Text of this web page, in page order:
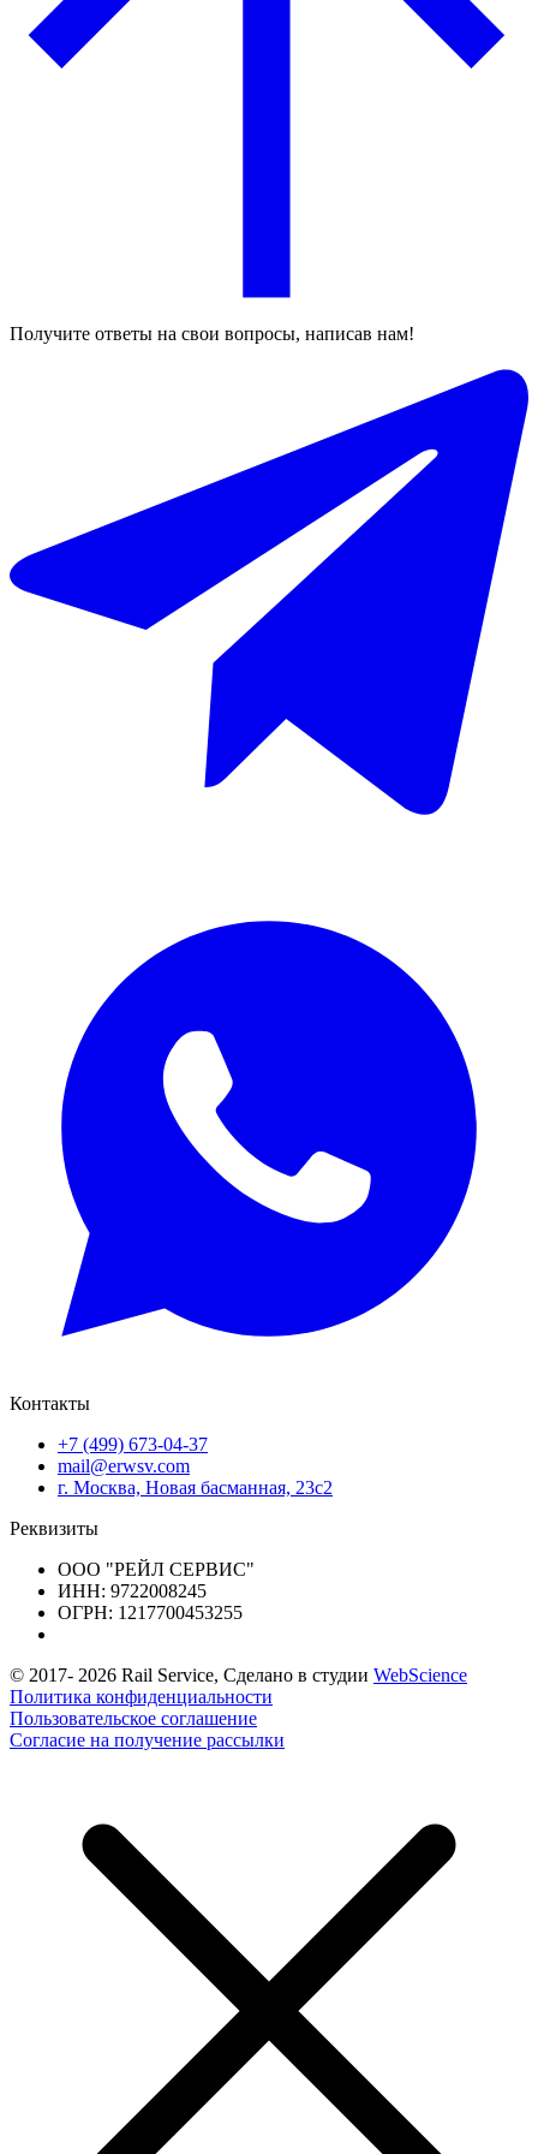
Получите ответы на свои вопросы, написав нам!
Контакты
+7 (499) 673-04-37
mail@erwsv.com
г. Москва, Новая басманная, 23с2
Реквизиты
ООО "РЕЙЛ СЕРВИС"
ИНН: 9722008245
ОГРН: 1217700453255
© 2017- 2026 Rail Service, Сделано в студии WebScience
Политика конфиденциальности
Пользовательское соглашение
Согласие на получение рассылки